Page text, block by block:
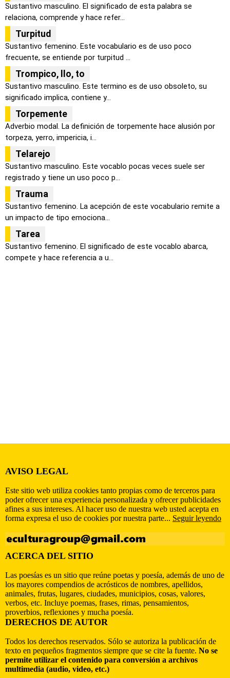
Sustantivo masculino. El significado de esta palabra se
relaciona, comprende y hace refer...
Turpitud
Sustantivo femenino. Este vocabulario es de uso poco
frecuente, se entiende por turpitud ...
Trompico, llo, to
Sustantivo masculino. Este termino es de uso obsoleto, su
significado implica, contiene y...
Torpemente
Adverbio modal. La definición de torpemente hace alusión por
torpeza, yerro, impericia, i...
Telarejo
Sustantivo masculino. Este vocablo pocas veces suele ser
registrado y tiene un uso poco p...
Trauma
Sustantivo femenino. La acepción de este vocabulario remite a
un impacto de tipo emociona...
Tarea
Sustantivo femenino. El significado de este vocablo abarca,
compete y hace referencia a u...
AVISO LEGAL
Este sitio web utiliza cookies tanto propias como de terceros para
poder ofrecer una experiencia personalizada y ofrecer publicidades
afines a sus intereses. Al hacer uso de nuestra web usted acepta en
forma expresa el uso de cookies por nuestra parte... Seguir leyendo
ACERCA DEL SITIO
Las poesías es un sitio que reúne poetas y poesía, además de uno de
los mayores compendios de acrósticos de nombres, apellidos,
animales, frutas, lugares, ciudades, municipios, cosas, valores,
verbos, etc. Incluye poemas, frases, rimas, pensamientos,
proverbios, reflexiones y mucha poesía.
DERECHOS DE AUTOR
Todos los derechos reservados. Sólo se autoriza la publicación de
texto en pequeños fragmentos siempre que se cite la fuente. No se
permite utilizar el contenido para conversión a archivos
multimedia (audio, video, etc.)